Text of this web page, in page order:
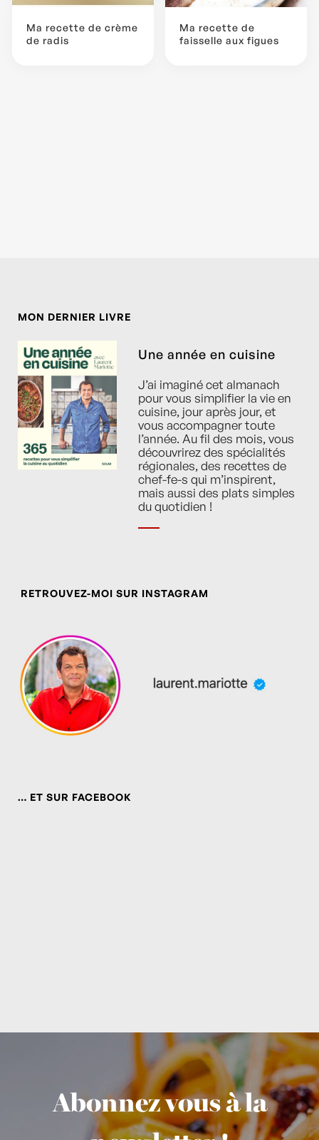
Ma recette de crème
de radis
Ma recette de
faisselle aux figues
MON DERNIER LIVRE
Une année en cuisine
J’ai imaginé cet almanach
pour vous simplifier la vie en
cuisine, jour après jour, et
vous accompagner toute
l’année. Au fil des mois, vous
découvrirez des spécialités
régionales, des recettes de
chef-fe-s qui m’inspirent,
mais aussi des plats simples
du quotidien !
RETROUVEZ-MOI SUR INSTAGRAM
… ET SUR FACEBOOK
Abonnez vous à la